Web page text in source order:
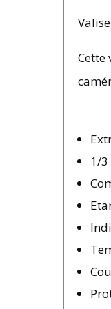
Cette
1/